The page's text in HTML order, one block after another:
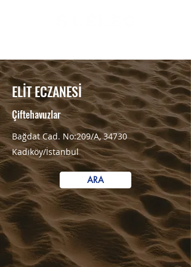
ELİT ECZANESİ
Çiftehavuzlar
Bağdat Cad. No:209/A, 34730
Kadıköy/İstanbul
ARA